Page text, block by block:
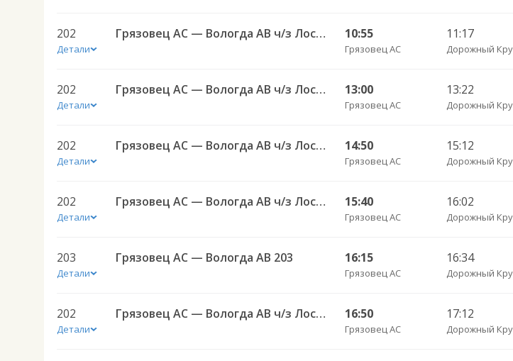
202
Детали
Грязовец АС — Вологда АВ ч/з Лоста 202 10:55
Грязовец АС
11:17
202
Детали
Грязовец АС — Вологда АВ ч/з Лоста 202 13:00
Грязовец АС
13:22
202
Детали
Грязовец АС — Вологда АВ ч/з Лоста 202 14:50
Грязовец АС
15:12
202
Детали
Грязовец АС — Вологда АВ ч/з Лоста 202 15:40
Грязовец АС
16:02
203
Детали
Грязовец АС — Вологда АВ 203 16:15
Грязовец АС
16:34
202
Детали
Грязовец АС — Вологда АВ ч/з Лоста 202 16:50
Грязовец АС
17:12